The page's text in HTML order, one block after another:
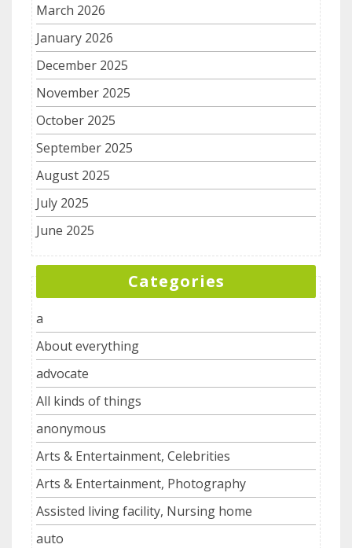
March 2026
January 2026
December 2025
November 2025
October 2025
September 2025
August 2025
July 2025
June 2025
Categories
a
About everything
advocate
All kinds of things
anonymous
Arts & Entertainment, Celebrities
Arts & Entertainment, Photography
Assisted living facility, Nursing home
auto